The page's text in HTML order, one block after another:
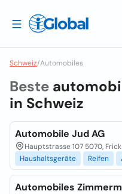
Schweiz/Automobiles
Beste
in Schweiz
Automobile Jud AG
Hauptstrasse 107 5070, Frick
Haushaltsgeräte
Reifen
Automobiles